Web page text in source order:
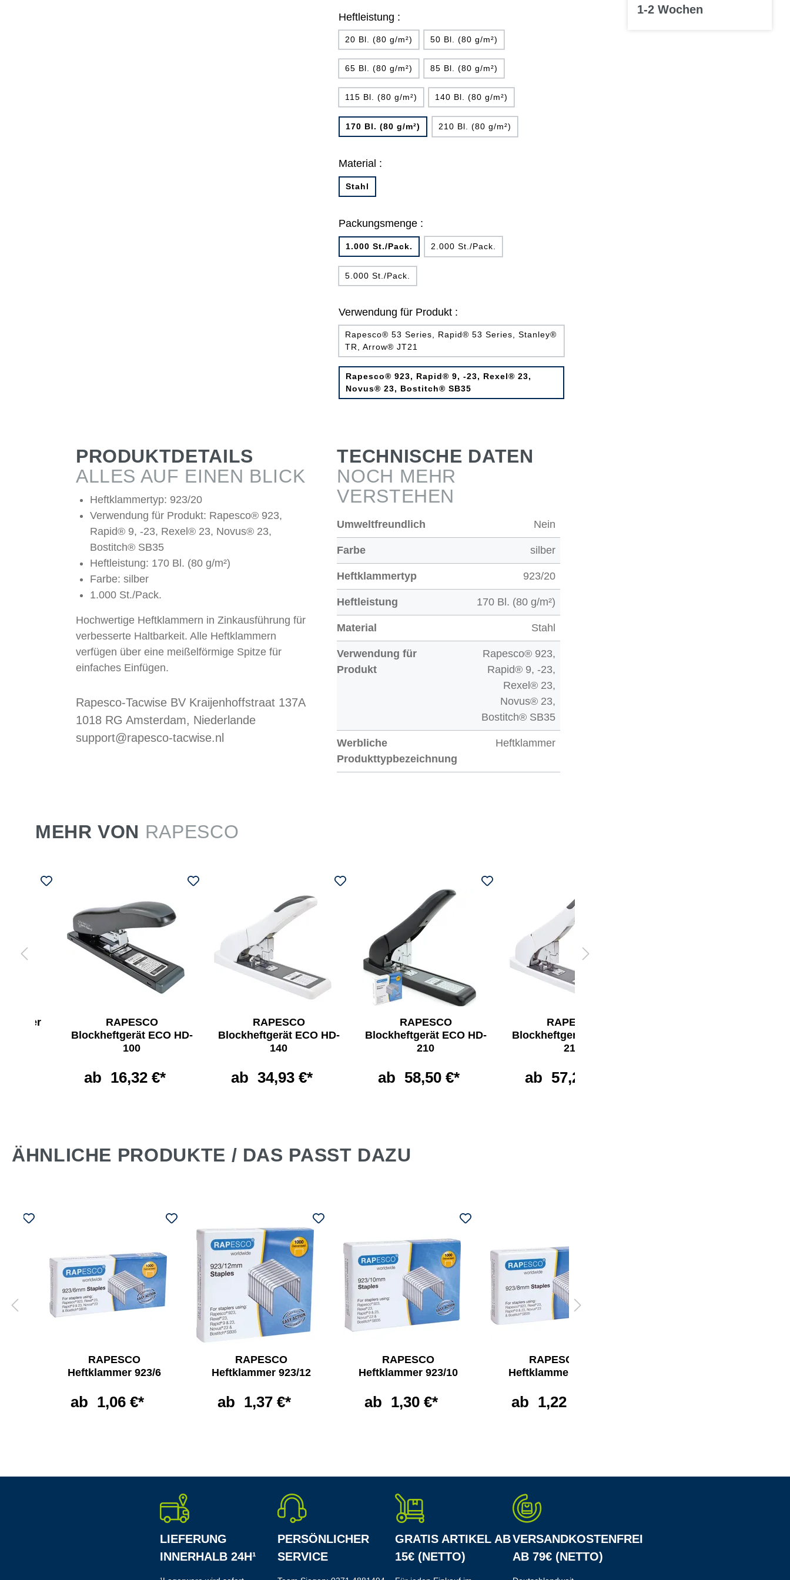
Heftleistung :
20 Bl. (80 g/m²) 50 Bl. (80 g/m²)
65 Bl. (80 g/m²) 85 Bl. (80 g/m²)
115 Bl. (80 g/m²) 140 Bl. (80 g/m²)
170 Bl. (80 g/m²) 210 Bl. (80 g/m²)
Material :
Stahl
Packungsmenge :
1.000 St./Pack. 2.000 St./Pack.
5.000 St./Pack.
Verwendung für Produkt :
Rapesco® 53 Series, Rapid® 53 Series, Stanley®
TR, Arrow® JT21
Rapesco® 923, Rapid® 9, -23, Rexel® 23,
Novus® 23, Bostitch® SB35
1-2 Wochen
PRODUKTDETAILS
ALLES AUF EINEN BLICK
Heftklammertyp: 923/20
Verwendung für Produkt: Rapesco® 923,
Rapid® 9, -23, Rexel® 23, Novus® 23,
Bostitch® SB35
Heftleistung: 170 Bl. (80 g/m²)
Farbe: silber
1.000 St./Pack.
Hochwertige Heftklammern in Zinkausführung für
verbesserte Haltbarkeit. Alle Heftklammern
verfügen über eine meißelförmige Spitze für
einfaches Einfügen.
Rapesco-Tacwise BV Kraijenhoffstraat 137A
1018 RG Amsterdam, Niederlande
support@rapesco-tacwise.nl
TECHNISCHE DATEN
NOCH MEHR
VERSTEHEN
Umweltfreundlich Nein
Farbe silber
Heftklammertyp 923/20
Heftleistung 170 Bl. (80 g/m²)
Material Stahl
Verwendung für
Produkt
Rapesco® 923,
Rapid® 9, -23,
Rexel® 23,
Novus® 23,
Bostitch® SB35
Werbliche
Produkttypbezeichnung
Heftklammer
MEHR VON RAPESCO
RAPESCO
Blockheftgerät ECO HD-
100
ab 16,32 €*
RAPESCO
Blockheftgerät ECO HD-
140
ab 34,93 €*
RAPESCO
Blockheftgerät ECO HD-
210
ab 58,50 €*
RAPESCO
Blockheftgerät ECO HD-
210
ab 57,22 €*
ÄHNLICHE PRODUKTE / DAS PASST DAZU
RAPESCO
Heftklammer 923/6
ab 1,06 €*
RAPESCO
Heftklammer 923/12
ab 1,37 €*
RAPESCO
Heftklammer 923/10
ab 1,30 €*
RAPESCO
Heftklammer 923/8
ab 1,22 €*
LIEFERUNG
INNERHALB 24H¹
PERSÖNLICHER
SERVICE
GRATIS ARTIKEL AB
15€ (NETTO)
VERSANDKOSTENFREI
AB 79€ (NETTO)